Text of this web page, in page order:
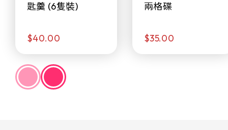
匙羹 (6隻裝)
$40.00
兩格碟
$35.00